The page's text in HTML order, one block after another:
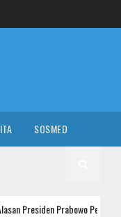
SOSMED
Perlu Pidato Pakai Teks